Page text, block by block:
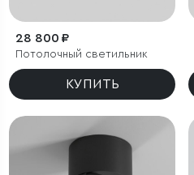
28 800 ₽
Потолочный светильник
КУПИТЬ